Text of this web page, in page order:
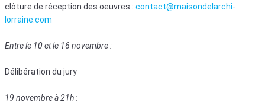
clôture de réception des oeuvres : contact@maisondelarchi-
lorraine.com
Entre le 10 et le 16 novembre :
Délibération du jury
19 novembre à 21h :